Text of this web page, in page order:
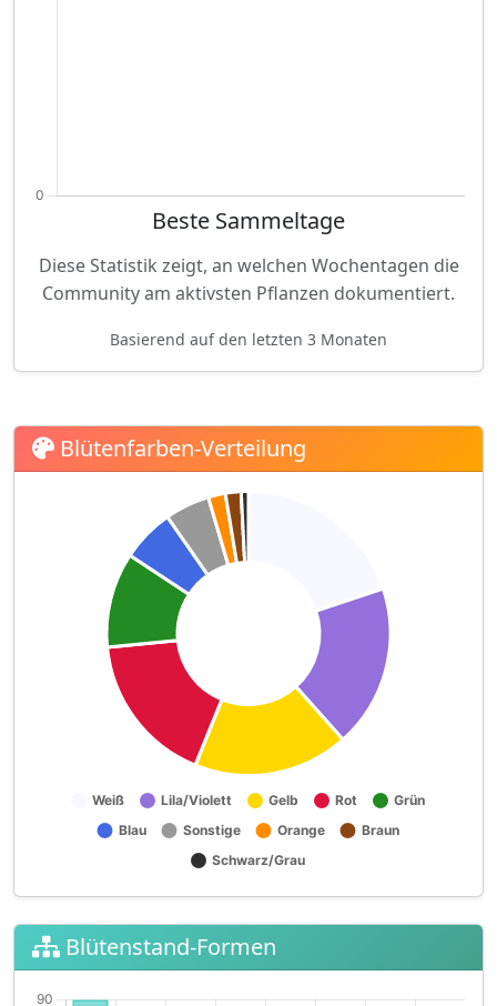
Beste Sammeltage
Diese Statistik zeigt, an welchen Wochentagen die
Community am aktivsten Pflanzen dokumentiert.
Basierend auf den letzten 3 Monaten
Blütenfarben-Verteilung
Blütenstand-Formen